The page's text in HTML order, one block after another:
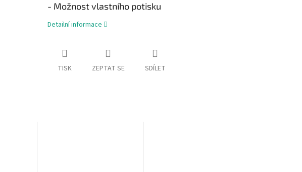
- Možnost vlastního potisku
Detailní informace
TISK ZEPTAT SE SDÍLET